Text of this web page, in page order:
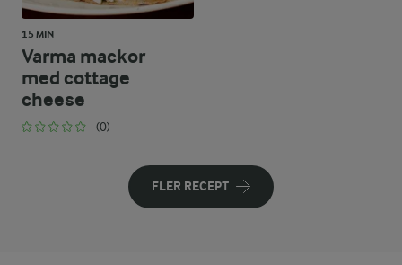
15 MIN
Varma mackor
med cottage
cheese
(0)
FLER RECEPT